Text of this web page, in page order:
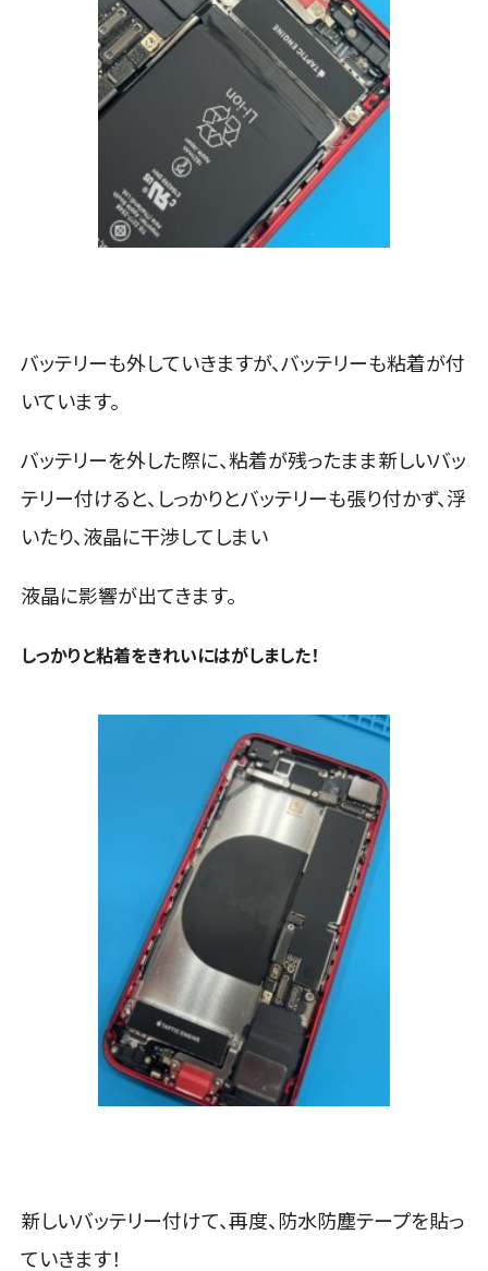
バッテリーも外していきますが、バッテリーも粘着が付
いています。
バッテリーを外した際に、粘着が残ったまま新しいバッ
テリー付けると、しっかりとバッテリーも張り付かず、浮
いたり、液晶に干渉してしまい
液晶に影響が出てきます。
しっかりと粘着をきれいにはがしました！
新しいバッテリー付けて、再度、防水防塵テープを貼っ
ていきます！